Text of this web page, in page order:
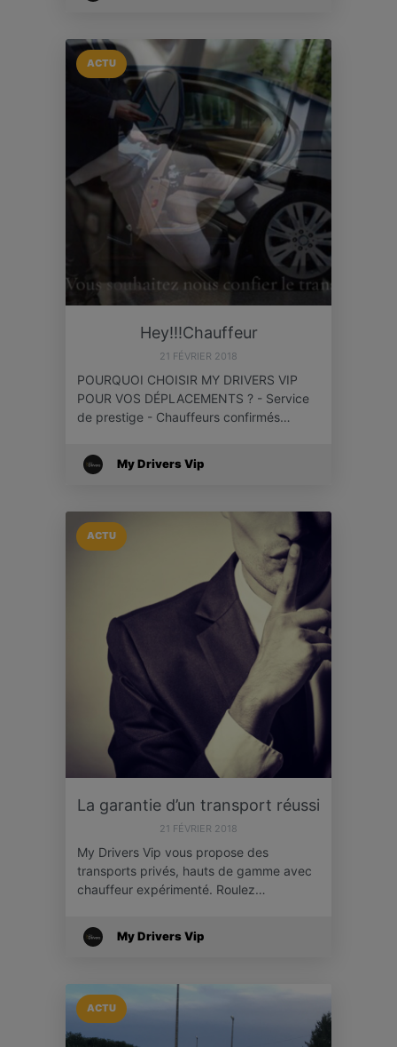
ACTU
Hey!!!Chauffeur
21 FÉVRIER 2018
POURQUOI CHOISIR MY DRIVERS VIP
POUR VOS DÉPLACEMENTS ? - Service
de prestige - Chauffeurs confirmés…
My Drivers Vip
ACTU
La garantie d’un transport réussi
21 FÉVRIER 2018
My Drivers Vip vous propose des
transports privés, hauts de gamme avec
chauffeur expérimenté. Roulez…
My Drivers Vip
ACTU